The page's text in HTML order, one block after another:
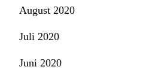
August 2020
Juli 2020
Juni 2020